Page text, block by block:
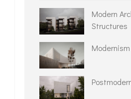
Modern
Structures